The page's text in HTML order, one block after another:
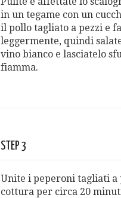
in un tegame con un
il pollo tagliato a pezzi e
leggermente, quindi
vino bianco e lasciatelo
fiamma.
STEP 3
Unite i peperoni tagliati a
cottura per circa 20